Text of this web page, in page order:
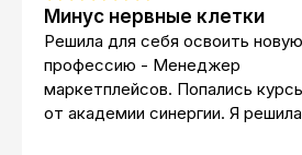
Минус нервные клетки
Решила для себя освоить новую
профессию - Менеджер
маркетплейсов. Попались
от академии синергии. Я решила